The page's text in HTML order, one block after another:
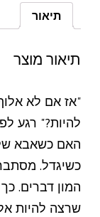
תיאור
תיאור מוצר
"אז אם לא
להיות?" רגע
האם כשאבא
כשיגדל.
המון דברים.
שרצה להיות